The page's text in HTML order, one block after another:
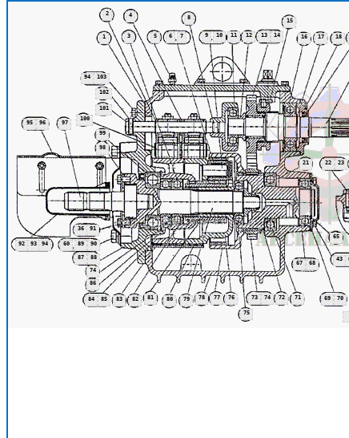
1
2
3
4
5 6 7
8
9 10 11 12 13 14
15
16 17 18
21 22 23
36
43
60
65
67 68
69 70
71
72
73
74
74
75
76
77
78
79
80
81
82
83
84 85
86
87 88
89 90
91
92 93
94
94
95 96 97
98
99
100
101
102
103